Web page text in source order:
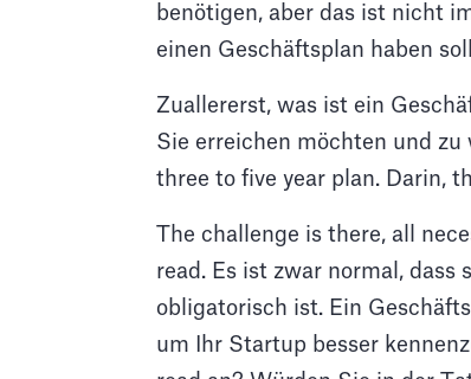
benötigen, aber das ist nicht
einen Geschäftsplan haben
Zuallererst, was ist ein
Sie erreichen möchten und
three to five year plan. Darin,
The challenge is there, all
read. Es ist zwar normal, dass
obligatorisch ist. Ein
um Ihr Startup besser